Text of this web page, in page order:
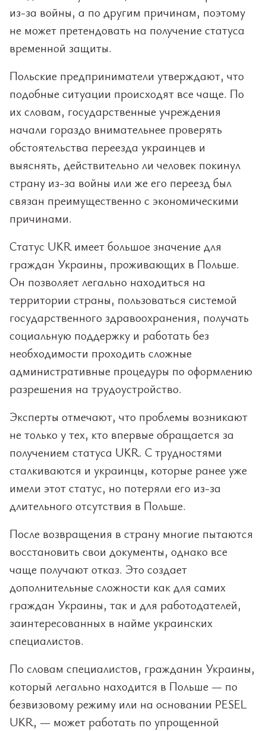
из-за войны, а по другим причинам, поэтому
не может претендовать на получение статуса
временной защиты.
Польские предприниматели утверждают, что
подобные ситуации происходят все чаще. По
их словам, государственные учреждения
начали гораздо внимательнее проверять
обстоятельства переезда украинцев и
выяснять, действительно ли человек покинул
страну из-за войны или же его переезд был
связан преимущественно с экономическими
причинами.
Статус UKR имеет большое значение для
граждан Украины, проживающих в Польше.
Он позволяет легально находиться на
территории страны, пользоваться системой
государственного здравоохранения, получать
социальную поддержку и работать без
необходимости проходить сложные
административные процедуры по оформлению
разрешения на трудоустройство.
Эксперты отмечают, что проблемы возникают
не только у тех, кто впервые обращается за
получением статуса UKR. С трудностями
сталкиваются и украинцы, которые ранее уже
имели этот статус, но потеряли его из-за
длительного отсутствия в Польше.
После возвращения в страну многие пытаются
восстановить свои документы, однако все
чаще получают отказ. Это создает
дополнительные сложности как для самих
граждан Украины, так и для работодателей,
заинтересованных в найме украинских
специалистов.
По словам специалистов, гражданин Украины,
который легально находится в Польше — по
безвизовому режиму или на основании PESEL
UKR, — может работать по упрощенной